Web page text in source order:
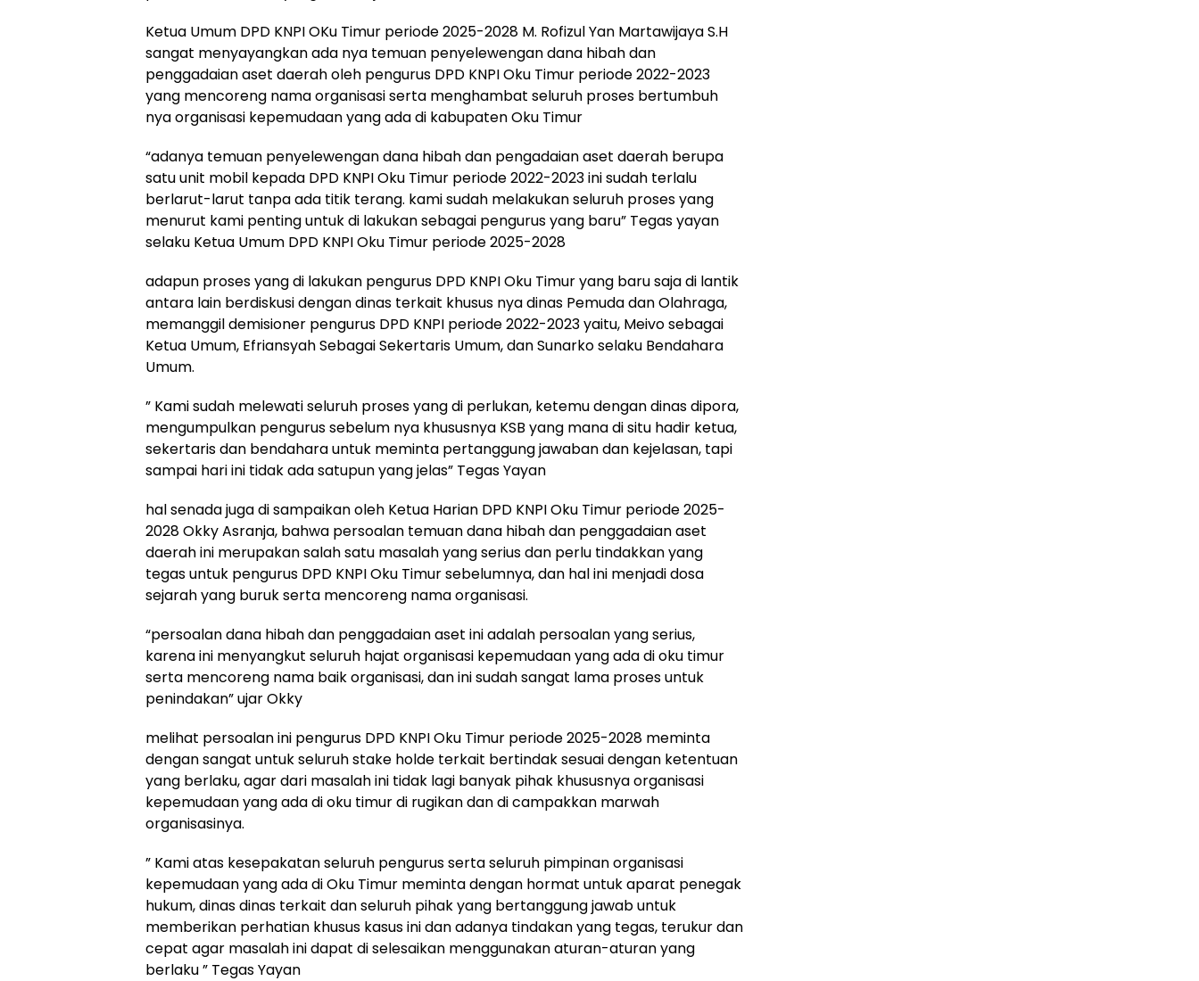
Ketua Umum DPD KNPI OKu Timur periode 2025-2028 M. Rofizul Yan Martawijaya S.H
sangat menyayangkan ada nya temuan penyelewengan dana hibah dan
penggadaian aset daerah oleh pengurus DPD KNPI Oku Timur periode 2022-2023
yang mencoreng nama organisasi serta menghambat seluruh proses bertumbuh
nya organisasi kepemudaan yang ada di kabupaten Oku Timur
“adanya temuan penyelewengan dana hibah dan pengadaian aset daerah berupa
satu unit mobil kepada DPD KNPI Oku Timur periode 2022-2023 ini sudah terlalu
berlarut-larut tanpa ada titik terang. kami sudah melakukan seluruh proses yang
menurut kami penting untuk di lakukan sebagai pengurus yang baru” Tegas yayan
selaku Ketua Umum DPD KNPI Oku Timur periode 2025-2028
adapun proses yang di lakukan pengurus DPD KNPI Oku Timur yang baru saja di lantik
antara lain berdiskusi dengan dinas terkait khusus nya dinas Pemuda dan Olahraga,
memanggil demisioner pengurus DPD KNPI periode 2022-2023 yaitu, Meivo sebagai
Ketua Umum, Efriansyah Sebagai Sekertaris Umum, dan Sunarko selaku Bendahara
Umum.
” Kami sudah melewati seluruh proses yang di perlukan, ketemu dengan dinas dipora,
mengumpulkan pengurus sebelum nya khususnya KSB yang mana di situ hadir ketua,
sekertaris dan bendahara untuk meminta pertanggung jawaban dan kejelasan, tapi
sampai hari ini tidak ada satupun yang jelas” Tegas Yayan
hal senada juga di sampaikan oleh Ketua Harian DPD KNPI Oku Timur periode 2025-
2028 Okky Asranja, bahwa persoalan temuan dana hibah dan penggadaian aset
daerah ini merupakan salah satu masalah yang serius dan perlu tindakkan yang
tegas untuk pengurus DPD KNPI Oku Timur sebelumnya, dan hal ini menjadi dosa
sejarah yang buruk serta mencoreng nama organisasi.
“persoalan dana hibah dan penggadaian aset ini adalah persoalan yang serius,
karena ini menyangkut seluruh hajat organisasi kepemudaan yang ada di oku timur
serta mencoreng nama baik organisasi, dan ini sudah sangat lama proses untuk
penindakan” ujar Okky
melihat persoalan ini pengurus DPD KNPI Oku Timur periode 2025-2028 meminta
dengan sangat untuk seluruh stake holde terkait bertindak sesuai dengan ketentuan
yang berlaku, agar dari masalah ini tidak lagi banyak pihak khususnya organisasi
kepemudaan yang ada di oku timur di rugikan dan di campakkan marwah
organisasinya.
” Kami atas kesepakatan seluruh pengurus serta seluruh pimpinan organisasi
kepemudaan yang ada di Oku Timur meminta dengan hormat untuk aparat penegak
hukum, dinas dinas terkait dan seluruh pihak yang bertanggung jawab untuk
memberikan perhatian khusus kasus ini dan adanya tindakan yang tegas, terukur dan
cepat agar masalah ini dapat di selesaikan menggunakan aturan-aturan yang
berlaku ” Tegas Yayan